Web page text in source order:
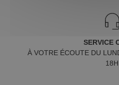
SERVICE
À VOTRE ÉCOUTE DU
18H